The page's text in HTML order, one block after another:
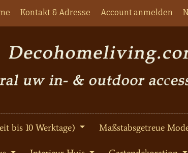
Kontakt & Adresse Account anmelden
bis 10 Werktage) Maßstabsgetreue